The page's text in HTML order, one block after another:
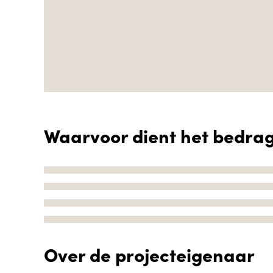
Waarvoor dient het
Over de projecteigenaar